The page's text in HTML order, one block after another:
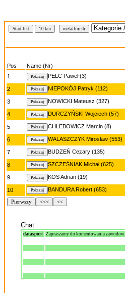
Start list 10 km meta/finish
Pos Name (Nr)
1
PELC Paweł (3)
2 NIEPOKÓJ Patryk (112)
3 NOWICKI Mateusz (327)
4 DURCZYŃSKI Wojciech (57)
5 CHLEBOWICZ Marcin (8)
6 WALASZCZYK Mirosław (553)
7 BUDZEŃ Cezary (135)
8 SZCZEŚNIAK Michał (625)
9 KOS Adrian (19)
10 BANDURA Robert (653)
Pierwszy <<< <<
Chat
datasport Zapraszamy do komentowania zawodow